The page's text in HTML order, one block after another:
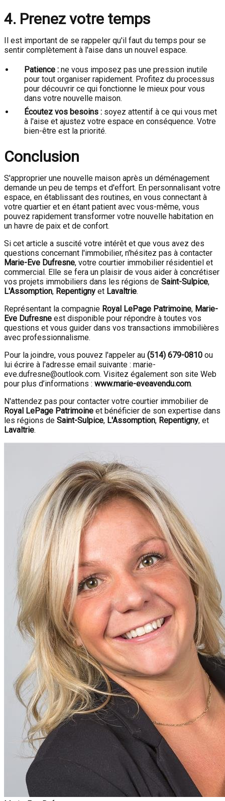
4. Prenez votre temps
Il est important de se rappeler qu'il faut du temps pour se
sentir complètement à l'aise dans un nouvel espace.
Patience : ne vous imposez pas une pression inutile
pour tout organiser rapidement. Profitez du processus
pour découvrir ce qui fonctionne le mieux pour vous
dans votre nouvelle maison.
Écoutez vos besoins : soyez attentif à ce qui vous met
à l'aise et ajustez votre espace en conséquence. Votre
bien-être est la priorité.
Conclusion
S'approprier une nouvelle maison après un déménagement
demande un peu de temps et d'effort. En personnalisant votre
espace, en établissant des routines, en vous connectant à
votre quartier et en étant patient avec vous-même, vous
pouvez rapidement transformer votre nouvelle habitation en
un havre de paix et de confort.
Si cet article a suscité votre intérêt et que vous avez des
questions concernant l'immobilier, n'hésitez pas à contacter
Marie-Eve Dufresne, votre courtier immobilier résidentiel et
commercial. Elle se fera un plaisir de vous aider à concrétiser
vos projets immobiliers dans les régions de Saint-Sulpice,
L'Assomption, Repentigny et Lavaltrie.
Représentant la compagnie Royal LePage Patrimoine, Marie-
Eve Dufresne est disponible pour répondre à toutes vos
questions et vous guider dans vos transactions immobilières
avec professionnalisme.
Pour la joindre, vous pouvez l'appeler au (514) 679-0810 ou
lui écrire à l'adresse email suivante : marie-
eve.dufresne@outlook.com. Visitez également son site Web
pour plus d’informations : www.marie-eveavendu.com.
N'attendez pas pour contacter votre courtier immobilier de
Royal LePage Patrimoine et bénéficier de son expertise dans
les régions de Saint-Sulpice, L'Assomption, Repentigny, et
Lavaltrie.